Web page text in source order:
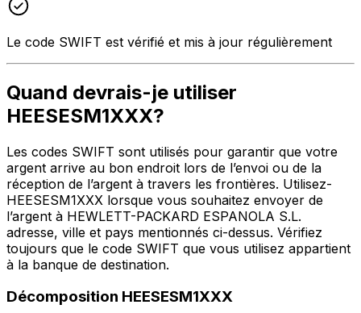
Le code SWIFT est vérifié et mis à jour régulièrement
Quand devrais-je utiliser
HEESESM1XXX?
Les codes SWIFT sont utilisés pour garantir que votre
argent arrive au bon endroit lors de l’envoi ou de la
réception de l’argent à travers les frontières. Utilisez-
HEESESM1XXX lorsque vous souhaitez envoyer de
l’argent à HEWLETT-PACKARD ESPANOLA S.L.
adresse, ville et pays mentionnés ci-dessus. Vérifiez
toujours que le code SWIFT que vous utilisez appartient
à la banque de destination.
Décomposition HEESESM1XXX